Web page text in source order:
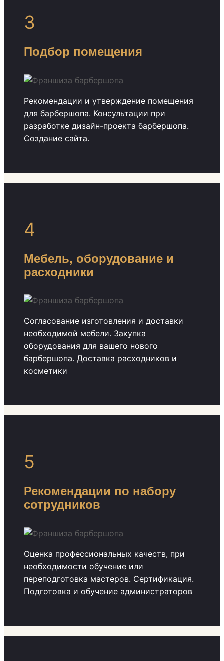
3
Подбор помещения
Рекомендации и утверждение помещения
для барбершопа. Консультации при
разработке дизайн-проекта барбершопа.
Создание сайта.
4
Мебель, оборудование и
расходники
Согласование изготовления и доставки
необходимой мебели. Закупка
оборудования для вашего нового
барбершопа. Доставка расходников и
косметики
5
Рекомендации по набору
сотрудников
Оценка профессиональных качеств, при
необходимости обучение или
переподготовка мастеров. Сертификация.
Подготовка и обучение администраторов